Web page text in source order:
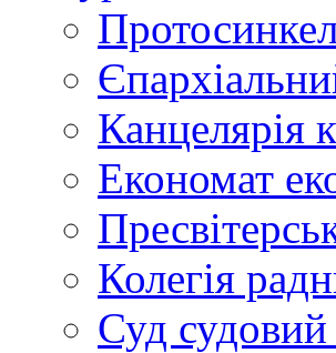
Канцелярія
Економат
Колегія
Суд судовий